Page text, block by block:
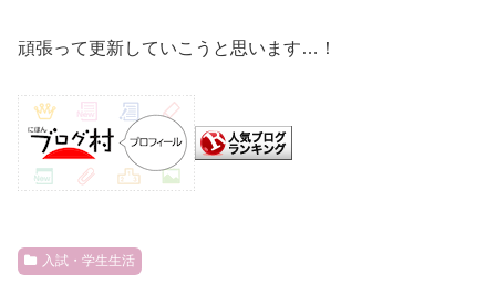
頑張って更新していこうと思います…！
入試・学生生活